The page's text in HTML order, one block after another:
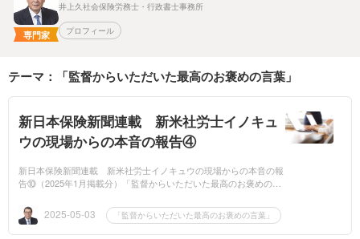
専門家
井上久社会保険労務士・行政書士事務所
プロフィール
テーマ：「監督からいただいた最高のお褒めの言葉」
新日本保険新聞連載 新米社労士イノキュ
ウの現場からの本音の報告④
新日本保険新聞連載 新米社労士イノキュウの現場からの本音の報
告⑩（2025年1月掲載分）「監督からいただいた最高のお褒めの言
士・行政書士になっ...
2025-05-03 「監督からいただいた最高のお褒めの言葉」